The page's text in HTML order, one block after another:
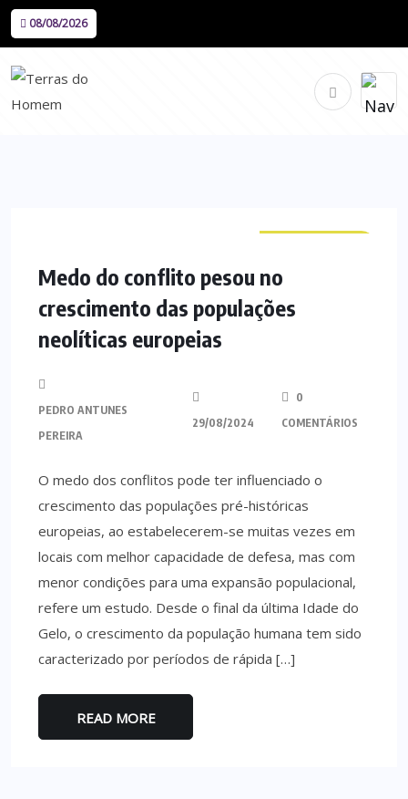
08/08/2026
Medo do conflito pesou no
crescimento das populações
neolíticas europeias
PEDRO ANTUNES
PEREIRA
29/08/2024
0
COMENTÁRIOS
O medo dos conflitos pode ter influenciado o
crescimento das populações pré-históricas
europeias, ao estabelecerem-se muitas vezes em
locais com melhor capacidade de defesa, mas com
menor condições para uma expansão populacional,
refere um estudo. Desde o final da última Idade do
Gelo, o crescimento da população humana tem sido
caracterizado por períodos de rápida […]
READ MORE